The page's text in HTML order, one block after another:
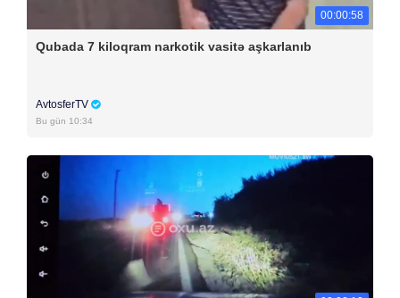
00:00:58
Qubada 7 kiloqram narkotik vasitə aşkarlanıb
AvtosferTV
Bu gün 10:34